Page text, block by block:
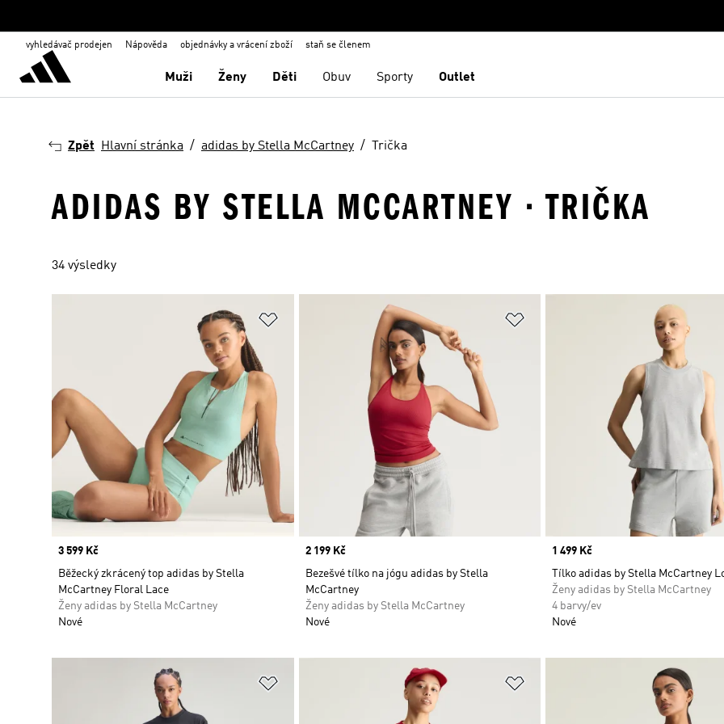
vyhledávač prodejen Nápověda objednávky a vrácení zboží staň se členem
Muži Ženy Děti Obuv Sporty Outlet
Zpět Hlavní stránka adidas by Stella McCartney Trička
ADIDAS BY STELLA MCCARTNEY · TRIČKA
34 výsledky
Přidat do seznamu přání
Price
3 599 Kč
Běžecký zkrácený top adidas by Stella
McCartney Floral Lace
Ženy adidas by Stella McCartney
Nové
Přidat do seznamu přání
Price
2 199 Kč
Bezešvé tílko na jógu adidas by Stella
McCartney
Ženy adidas by Stella McCartney
Nové
Price
1 499 Kč
Tílko adidas by Stella McCartney
Ženy adidas by Stella McCartney
4 barvy/ev
Nové
Přidat do seznamu přání Přidat do seznamu přání